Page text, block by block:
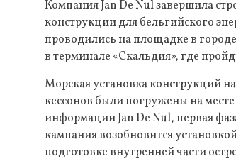
Компания Jan De Nul завершила
конструкции для бельгийского
проводились на площадке в
в терминале «Скальдия», где
Морская установка конструкций
кессонов были погружены на
информации Jan De Nul, первая
кампания возобновится
подготовке внутренней части